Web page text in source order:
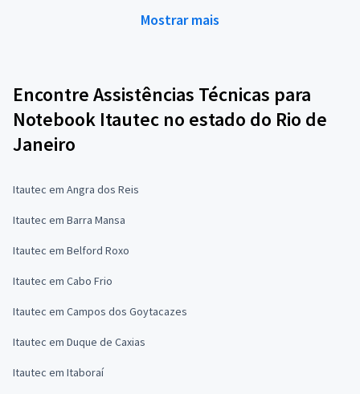
Mostrar mais
Encontre Assistências Técnicas para
Notebook Itautec no estado do Rio de
Janeiro
Itautec em Angra dos Reis
Itautec em Barra Mansa
Itautec em Belford Roxo
Itautec em Cabo Frio
Itautec em Campos dos Goytacazes
Itautec em Duque de Caxias
Itautec em Itaboraí